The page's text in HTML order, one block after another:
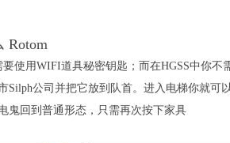
Rotom
要使用WIFI道具秘密钥匙；而在HGSS中你不
Silph公司并把它放到队首。进入电梯你就可
鬼回到普通形态，只需再次按下家具